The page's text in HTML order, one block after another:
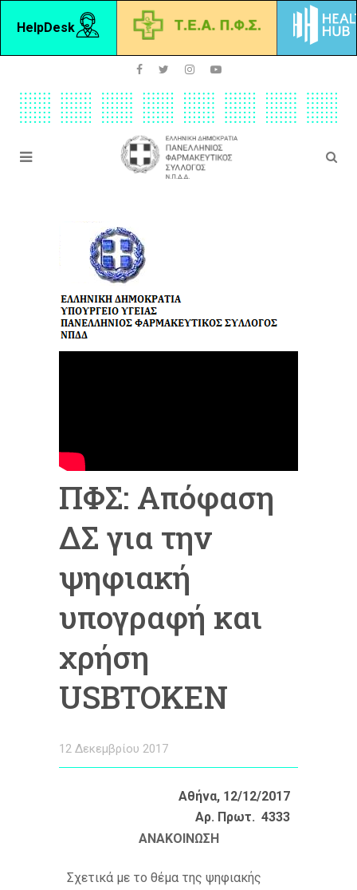
HelpDesk
ΠΦΣ: Απόφαση
ΔΣ για την
ψηφιακή
υπογραφή και
χρήση
USBTOKEN
12 Δεκεμβρίου 2017
Αθήνα, 12/12/2017
Αρ. Πρωτ. 4333
ΑΝΑΚΟΙΝΩΣΗ
Σχετικά με το θέμα της ψηφιακής